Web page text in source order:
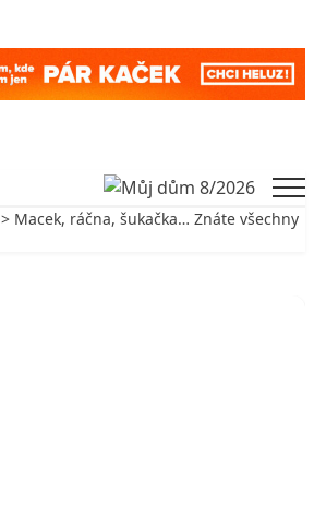
> Macek, ráčna, šukačka… Znáte všechny